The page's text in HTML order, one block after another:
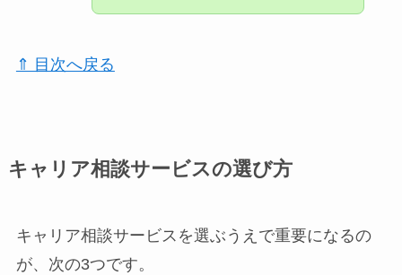
⇑ 目次へ戻る
キャリア相談サービスの選び方
キャリア相談サービスを選ぶうえで重要になるの
が、次の3つです。